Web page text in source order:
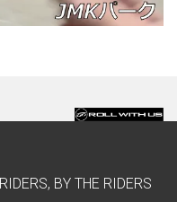
BY THE RIDERS